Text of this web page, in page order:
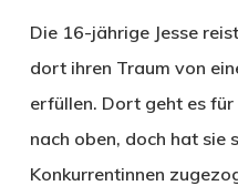
Die 16-jährige Jesse
dort ihren Traum von
erfüllen. Dort geht es für
nach oben, doch hat sie
Konkurrentinnen